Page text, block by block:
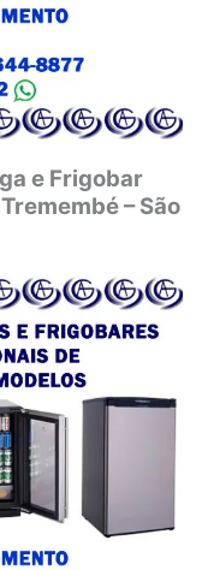
e Frigobar
– São